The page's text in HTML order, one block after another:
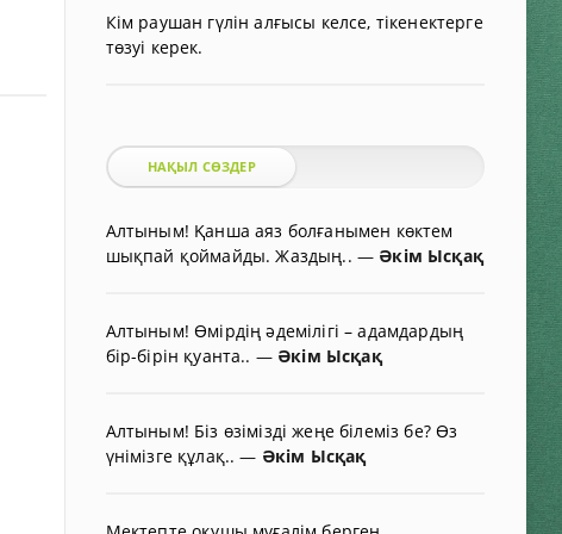
Кім раушан гүлін алғысы келсе, тікенектерге
төзуі керек.
НАҚЫЛ СӨЗДЕР
Алтыным! Қанша аяз болғанымен көктем
шықпай қоймайды. Жаздың.. — Әкім Ысқақ
Алтыным! Өмірдің әдемілігі – адамдардың
бір-бірін қуанта.. — Әкім Ысқақ
Алтыным! Біз өзімізді жеңе білеміз бе? Өз
үнімізге құлақ..— Әкім Ысқақ